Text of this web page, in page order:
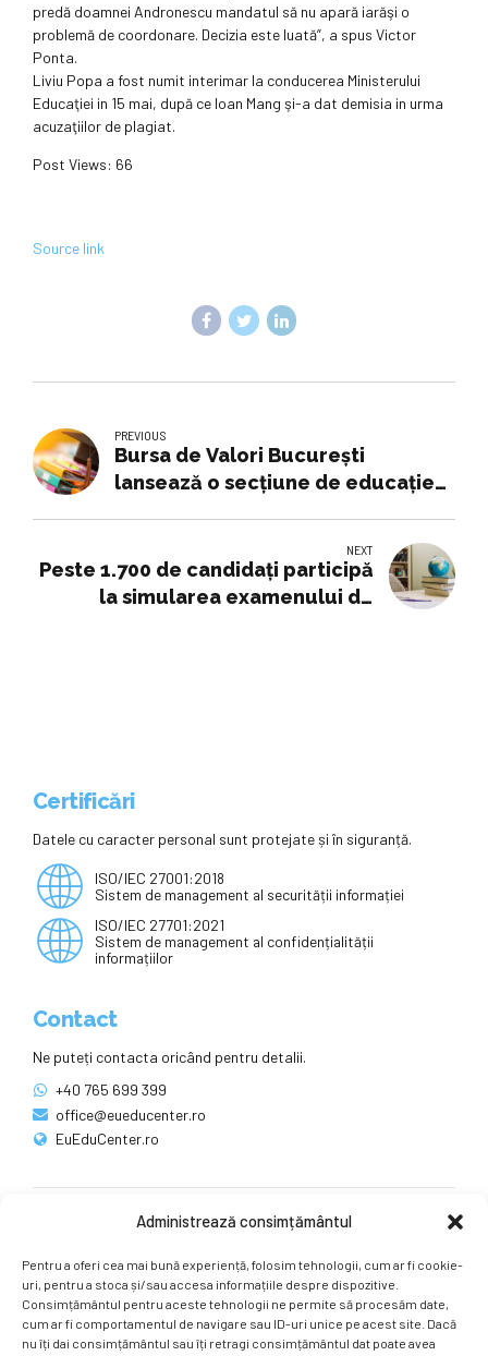
Administrează consimțământul
Pentru a oferi cea mai bună experiență, folosim tehnologii, cum ar fi cookie-
uri, pentru a stoca și/sau accesa informațiile despre dispozitive.
Consimțământul pentru aceste tehnologii ne permite să procesăm date,
cum ar fi comportamentul de navigare sau ID-uri unice pe acest site. Dacă
nu îți dai consimțământul sau îți retragi consimțământul dat poate avea
predă doamnei Andronescu mandatul să nu apară iarăşi o
problemă de coordonare. Decizia este luată”, a spus Victor
Ponta.
Liviu Popa a fost numit interimar la conducerea Ministerului
Educaţiei in 15 mai, după ce Ioan Mang şi-a dat demisia in urma
acuzaţiilor de plagiat.
Post Views: 66
Navigation
Source link
PREVIOUS
Bursa de Valori București
lansează o secțiune de educație
NEXT
Peste 1.700 de candidați participă
la simularea examenului de
Certificări
Datele cu caracter personal sunt protejate și în siguranță.
ISO/IEC 27001:2018
Sistem de management al securității informației
ISO/IEC 27701:2021
Sistem de management al confidențialității
informațiilor
Contact
Ne puteți contacta oricând pentru detalii.
+40 765 699 399
office@eueducenter.ro
EuEduCenter.ro
Ne puteți găsi și pe rețelele sociale.